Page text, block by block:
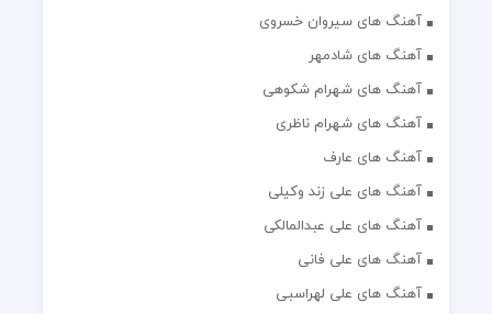
آهنگ های سیروان خسروی
آهنگ های شادمهر
آهنگ های شهرام شکوهی
آهنگ های شهرام ناظری
آهنگ های عارف
آهنگ های علی زند وکیلی
آهنگ های علی عبدالمالکی
آهنگ های علی فانی
آهنگ های علی لهراسبی